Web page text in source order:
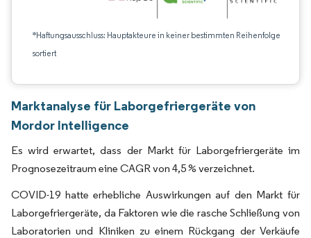
*Haftungsausschluss: Hauptakteure in keiner bestimmten Reihenfolge
sortiert
Marktanalyse für Laborgefriergeräte von
Mordor Intelligence
Es wird erwartet, dass der Markt für Laborgefriergeräte im
Prognosezeitraum eine CAGR von 4,5 % verzeichnet.
COVID-19 hatte erhebliche Auswirkungen auf den Markt für
Laborgefriergeräte, da Faktoren wie die rasche Schließung von
Laboratorien und Kliniken zu einem Rückgang der Verkäufe